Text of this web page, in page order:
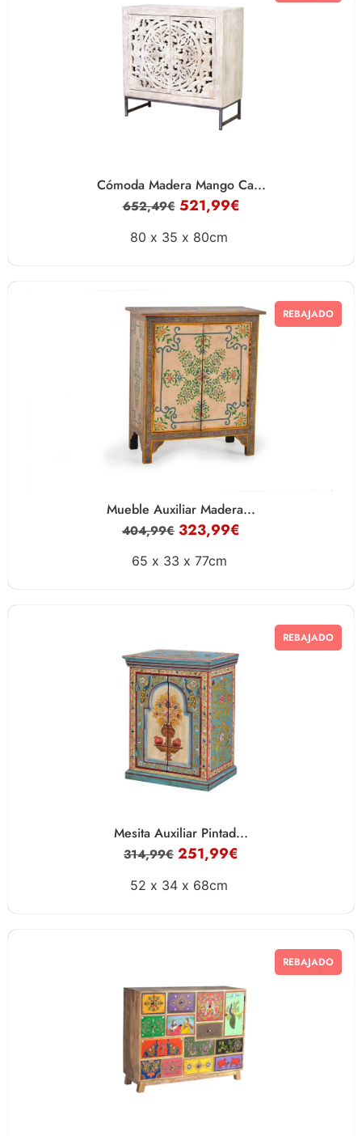
Cómoda Madera Mango Ca...
652,49€ 521,99€
80 x 35 x 80cm
REBAJADO
Mueble Auxiliar Madera...
404,99€ 323,99€
65 x 33 x 77cm
REBAJADO
Mesita Auxiliar Pintad...
314,99€ 251,99€
52 x 34 x 68cm
REBAJADO